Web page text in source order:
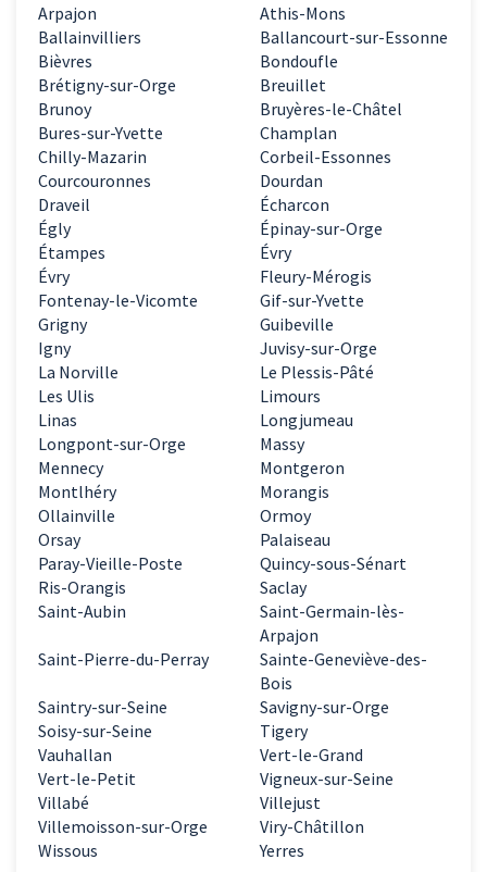
Arpajon
Athis-Mons
Ballainvilliers
Ballancourt-sur-Essonne
Bièvres
Bondoufle
Brétigny-sur-Orge
Breuillet
Brunoy
Bruyères-le-Châtel
Bures-sur-Yvette
Champlan
Chilly-Mazarin
Corbeil-Essonnes
Courcouronnes
Dourdan
Draveil
Écharcon
Égly
Épinay-sur-Orge
Étampes
Évry
Évry
Fleury-Mérogis
Fontenay-le-Vicomte
Gif-sur-Yvette
Grigny
Guibeville
Igny
Juvisy-sur-Orge
La Norville
Le Plessis-Pâté
Les Ulis
Limours
Linas
Longjumeau
Longpont-sur-Orge
Massy
Mennecy
Montgeron
Montlhéry
Morangis
Ollainville
Ormoy
Orsay
Palaiseau
Paray-Vieille-Poste
Quincy-sous-Sénart
Ris-Orangis
Saclay
Saint-Aubin
Saint-Germain-lès-
Arpajon
Saint-Pierre-du-Perray
Sainte-Geneviève-des-
Bois
Saintry-sur-Seine
Savigny-sur-Orge
Soisy-sur-Seine
Tigery
Vauhallan
Vert-le-Grand
Vert-le-Petit
Vigneux-sur-Seine
Villabé
Villejust
Villemoisson-sur-Orge
Viry-Châtillon
Wissous
Yerres